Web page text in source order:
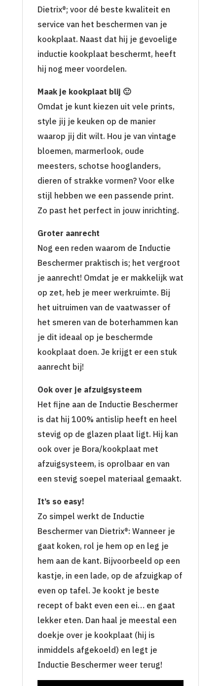
Dietrix®; voor dé beste kwaliteit en
service van het beschermen van je
kookplaat. Naast dat hij je gevoelige
inductie kookplaat beschermt, heeft
hij nog meer voordelen.
Maak je kookplaat blij 🙂
Omdat je kunt kiezen uit vele prints,
style jij je keuken op de manier
waarop jij dit wilt. Hou je van vintage
bloemen, marmerlook, oude
meesters, schotse hooglanders,
dieren of strakke vormen? Voor elke
stijl hebben we een passende print.
Zo past het perfect in jouw inrichting.
Groter aanrecht
Nog een reden waarom de Inductie
Beschermer praktisch is; het vergroot
je aanrecht! Omdat je er makkelijk wat
op zet, heb je meer werkruimte. Bij
het uitruimen van de vaatwasser of
het smeren van de boterhammen kan
je dit ideaal op je beschermde
kookplaat doen. Je krijgt er een stuk
aanrecht bij!
Ook over je afzuigsysteem
Het fijne aan de Inductie Beschermer
is dat hij 100% antislip heeft en heel
stevig op de glazen plaat ligt. Hij kan
ook over je Bora/kookplaat met
afzuigsysteem, is oprolbaar en van
een stevig soepel materiaal gemaakt.
It’s so easy!
Zo simpel werkt de Inductie
Beschermer van Dietrix®: Wanneer je
gaat koken, rol je hem op en leg je
hem aan de kant. Bijvoorbeeld op een
kastje, in een lade, op de afzuigkap of
even op tafel. Je kookt je beste
recept of bakt even een ei… en gaat
lekker eten. Dan haal je meestal een
doekje over je kookplaat (hij is
inmiddels afgekoeld) en legt je
Inductie Beschermer weer terug!